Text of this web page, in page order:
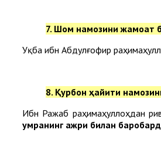
7. Шом намозини жамоат
Уқба ибн Абдулғофир
8. Қурбон ҳайити
Ибн Ражаб раҳимаҳуллоҳдан
умранинг ажри билан